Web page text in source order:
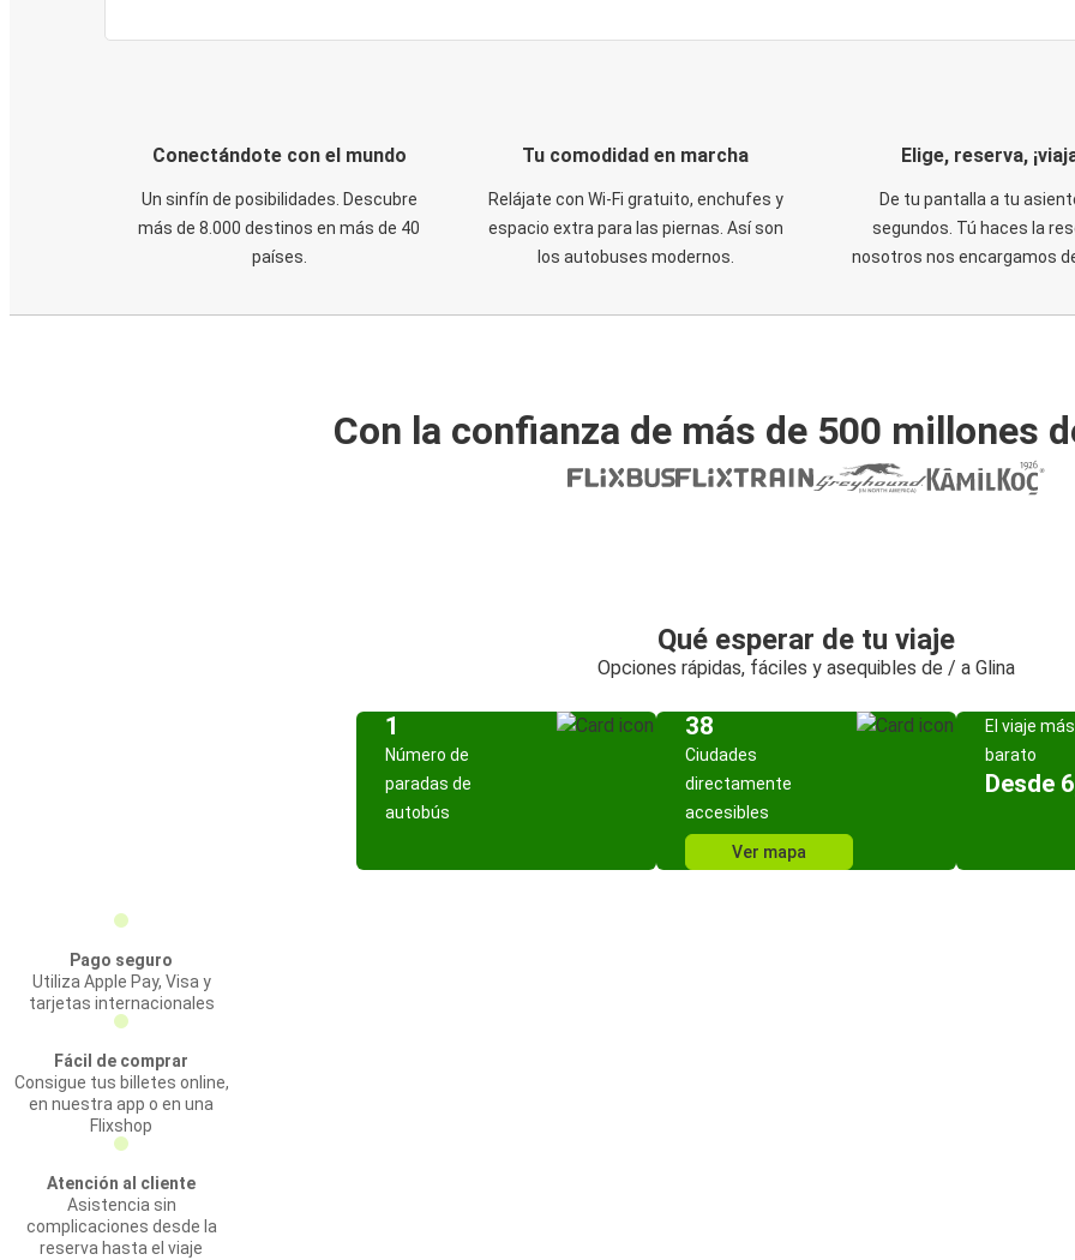
Conectándote con el mundo
Un sinfín de posibilidades. Descubre
más de 8.000 destinos en más de 40
países.
Tu comodidad en marcha
Relájate con Wi-Fi gratuito, enchufes y
espacio extra para las piernas. Así son
los autobuses modernos.
Elige, reserva,
De tu pantalla a tu
segundos. Tú haces la
nosotros nos encargamos
Con la confianza de más de 500 millones
Qué esperar de tu viaje
Opciones rápidas, fáciles y asequibles de / a Glina
1
Número de
paradas de
autobús
38
Ciudades
directamente
accesibles
Ver mapa
El viaje más
barato
Desde
Pago seguro
Utiliza Apple Pay, Visa y
tarjetas internacionales
Fácil de comprar
Consigue tus billetes online,
en nuestra app o en una
Flixshop
Atención al cliente
Asistencia sin
complicaciones desde la
reserva hasta el viaje